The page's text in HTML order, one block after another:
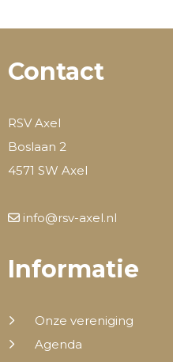
Contact
RSV Axel
Boslaan 2
4571 SW Axel
info@rsv-axel.nl
Informatie
Onze vereniging
Agenda